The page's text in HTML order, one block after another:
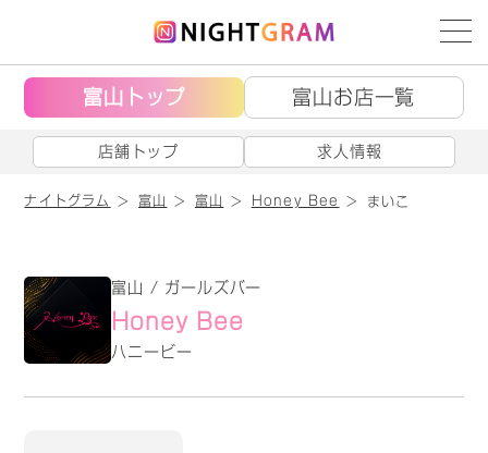
富山トップ 富山お店一覧
店舗トップ 求人情報
ナイトグラム 富山 富山 Honey Bee まいこ
富山 / ガールズバー
Honey Bee
ハニービー